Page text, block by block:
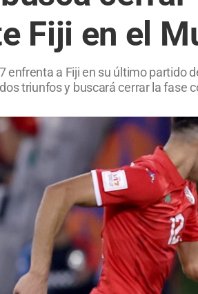
Fiji en el
enfrenta a Fiji en su último partido
triunfos y buscará cerrar la fase